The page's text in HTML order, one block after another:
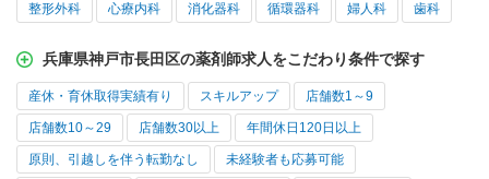
整形外科 心療内科 消化器科 循環器科 婦人科 歯科
兵庫県神戸市長田区の薬剤師求人をこだわり条件で探す
産休・育休取得実績有り スキルアップ 店舗数1～9
店舗数10～29 店舗数30以上 年間休日120日以上
原則、引越しを伴う転勤なし 未経験者も応募可能